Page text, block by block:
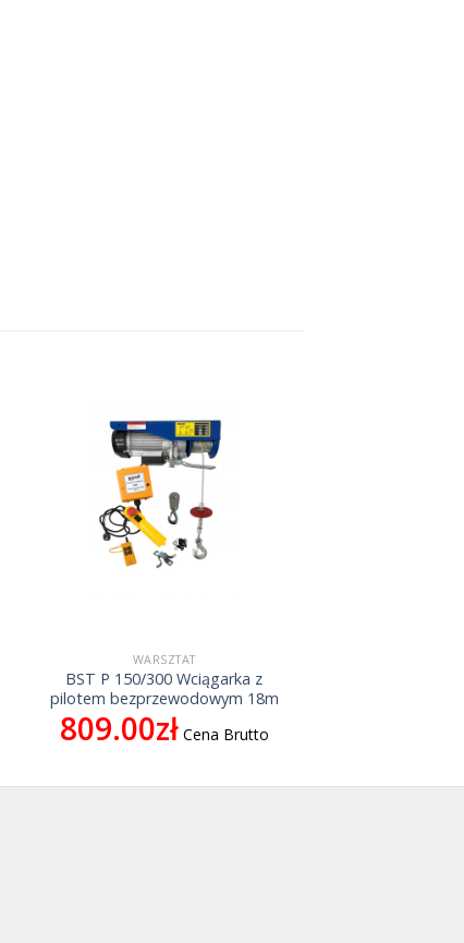
WARSZTAT
BST P 150/300 Wciągarka z
pilotem bezprzewodowym 18m
809.00zł Cena Brutto